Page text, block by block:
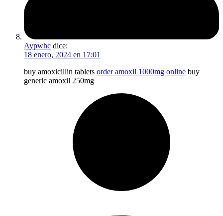
Aypwhc dice:
18 enero, 2024 en 17:01
buy amoxicillin tablets order amoxil 1000mg online buy
generic amoxil 250mg